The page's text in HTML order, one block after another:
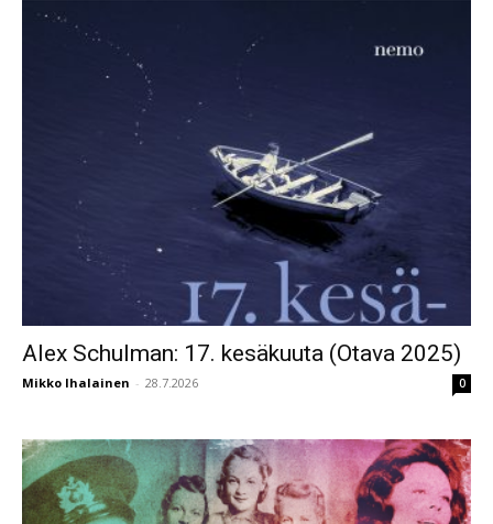
Alex Schulman: 17. kesäkuuta (Otava 2025)
Mikko Ihalainen - 28.7.2026 0